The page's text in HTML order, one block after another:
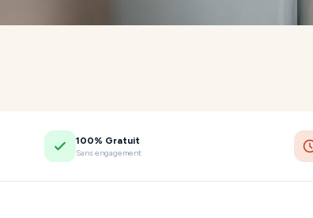
100% Gratuit
Sans engagement